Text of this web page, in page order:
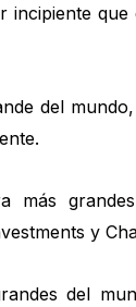
incipiente
del
y
del